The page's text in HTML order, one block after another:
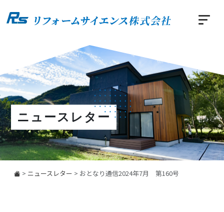
ニュースレター
> ニュースレター > おとなり通信2024年7月 第160号